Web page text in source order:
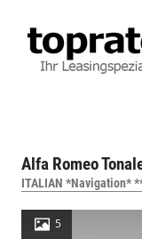
Alfa Romeo
ITALIAN *Navigation*
5